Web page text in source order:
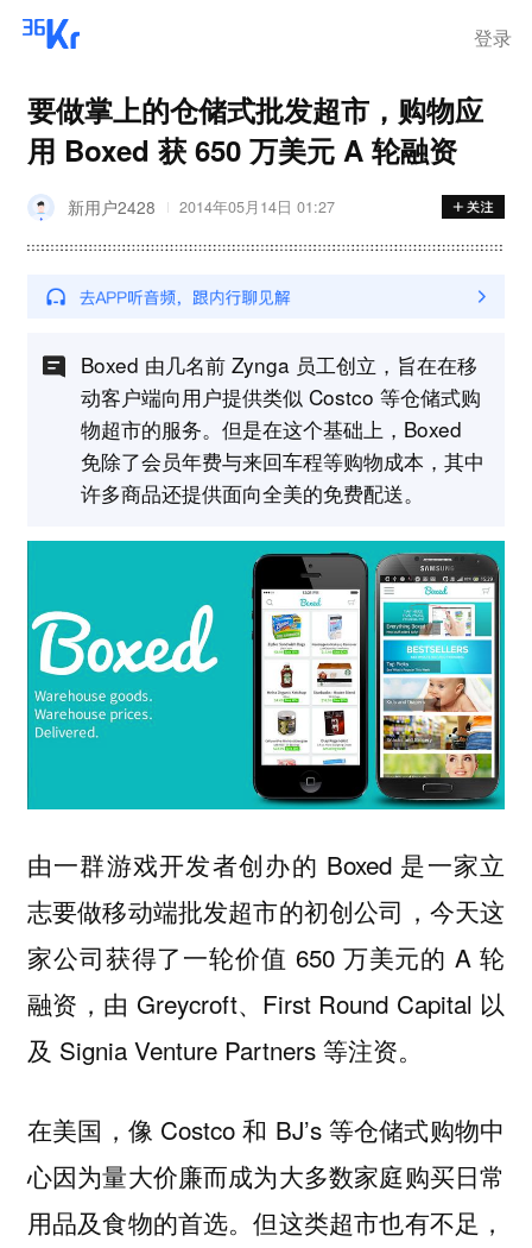
登录
要做掌上的仓储式批发超市，购物应
用 Boxed 获 650 万美元 A 轮融资
新用户2428 2014年05月14日 01:27
Boxed 由几名前 Zynga 员工创立，旨在在移
动客户端向用户提供类似 Costco 等仓储式购
物超市的服务。但是在这个基础上，Boxed
免除了会员年费与来回车程等购物成本，其中
许多商品还提供面向全美的免费配送。
由一群游戏开发者创办的 Boxed 是一家立
志要做移动端批发超市的初创公司，今天这
家公司获得了一轮价值 650 万美元的 A 轮
融资，由 Greycroft、First Round Capital 以
及 Signia Venture Partners 等注资。
在美国，像 Costco 和 BJ’s 等仓储式购物中
心因为量大价廉而成为大多数家庭购买日常
用品及食物的首选。但这类超市也有不足，